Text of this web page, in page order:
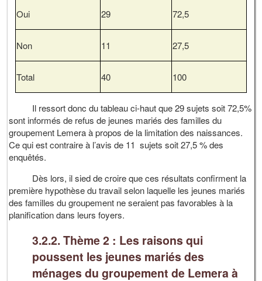
Oui 29 72,5
Non 11 27,5
Total 40 100
Il ressort donc du tableau ci-haut que 29 sujets soit 72,5%
sont informés de refus de jeunes mariés des familles du
groupement Lemera à propos de la limitation des naissances.
Ce qui est contraire à l’avis de 11 sujets soit 27,5 % des
enquêtés.
Dès lors, il sied de croire que ces résultats confirment la
première hypothèse du travail selon laquelle les jeunes mariés
des familles du groupement ne seraient pas favorables à la
planification dans leurs foyers.
3.2.2. Thème 2 : Les raisons qui
poussent les jeunes mariés des
ménages du groupement de Lemera à